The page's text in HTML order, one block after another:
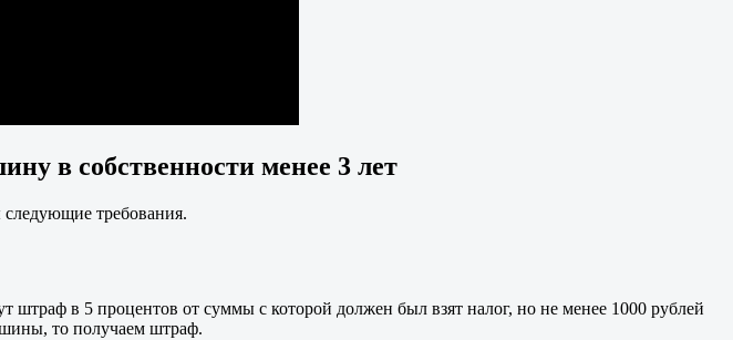
в собственности менее 3 лет
требования.
штраф в 5 процентов от суммы с которой должен был взят налог, но не менее 1000 рублей
то получаем штраф.